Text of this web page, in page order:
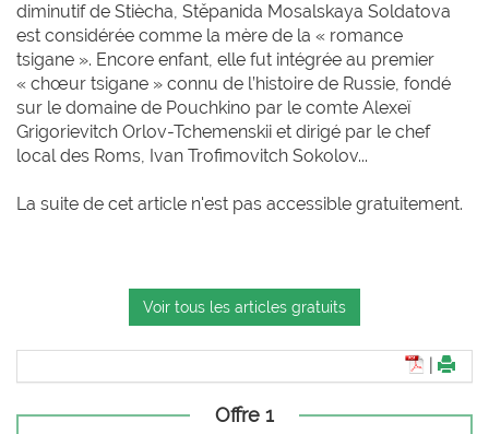
diminutif de Stiècha, Stěpanida Mosalskaya Soldatova
est considérée comme la mère de la « romance
tsigane ». Encore enfant, elle fut intégrée au premier
« chœur tsigane » connu de l’histoire de Russie, fondé
sur le domaine de Pouchkino par le comte Alexeï
Grigorievitch Orlov-Tchemenskii et dirigé par le chef
local des Roms, Ivan Trofimovitch Sokolov...
La suite de cet article n'est pas accessible gratuitement.
Voir tous les articles gratuits
Offre 1